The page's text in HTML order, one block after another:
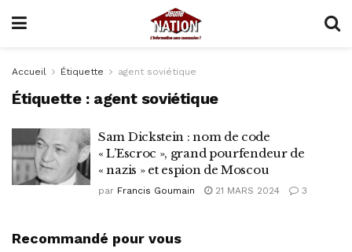
Accueil Étiquette agent soviétique
Étiquette : agent soviétique
Sam Dickstein : nom de code
« L’Escroc », grand pourfendeur de
« nazis » et espion de Moscou
par Francis Goumain 21 MARS 2024 3
Recommandé pour vous